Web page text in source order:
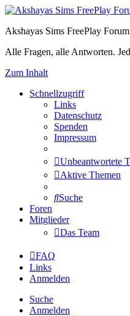
Akshayas Sims FreePlay Forum
Alle Fragen, alle Antworten.
Zum Inhalt
Schnellzugriff
Links
Datenschutz
Spenden
Impressum
Unbeantwortete
Aktive Themen
Suche
Foren
Mitglieder
Das Team
FAQ
Links
Anmelden
Suche
Anmelden